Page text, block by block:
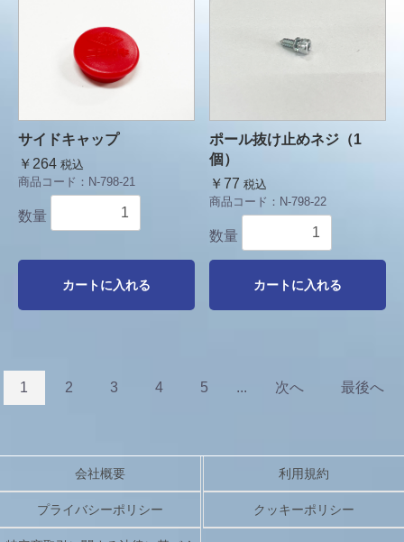
サイドキャップ
￥264 税込
商品コード： N-798-21
数量
カートに入れる
ポール抜け止めネジ（1
個）
￥77 税込
商品コード： N-798-22
数量
カートに入れる
1 2 3 4 5 ... 次へ 最後へ
会社概要 利用規約
プライバシーポリシー クッキーポリシー